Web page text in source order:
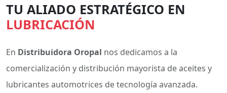
TU ALIADO ESTRATÉGICO EN
LUBRICACIÓN
En Distribuidora Oropal nos dedicamos a la
comercialización y distribución mayorista de aceites y
lubricantes automotrices de tecnología avanzada.